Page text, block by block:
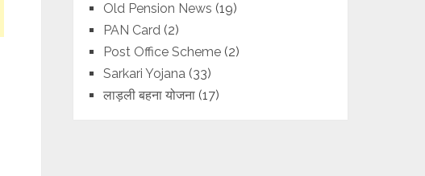
Old Pension News (19)
PAN Card (2)
Post Office Scheme (2)
Sarkari Yojana (33)
लाड़ली बहना योजना (17)